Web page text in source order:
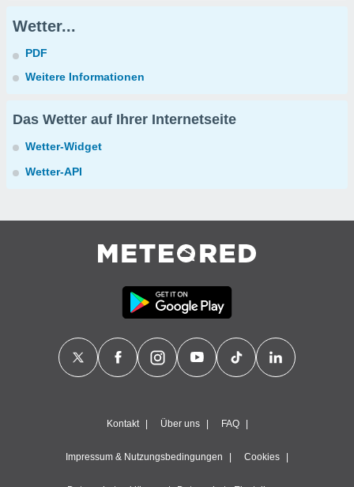
Wetter...
PDF
Weitere Informationen
Das Wetter auf Ihrer Internetseite
Wetter-Widget
Wetter-API
Kontakt Über uns FAQ
Impressum & Nutzungsbedingungen Cookies